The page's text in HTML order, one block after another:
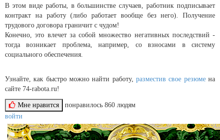
В этом виде работы, в большинстве случаев, работник подписывает
контракт на работу (либо работает вообще без него). Получение
трудового договора граничит с чудом!
Конечно, это влечет за собой множество негативных последствий -
тогда возникает проблема, например, со взносами в систему
социального обеспечения.
Узнайте, как быстро можно найти работу, разместив свое резюмена
сайте 74-rabota.ru!
Мне нравится понравилось 860 людям
войти